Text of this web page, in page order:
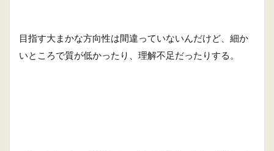
目指す大まかな方向性は間違っていないんだけど、細か
いところで質が低かったり、理解不足だったりする。